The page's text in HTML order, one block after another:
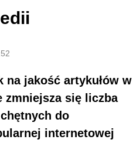
na jakość artykułów w
zmniejsza się liczba
do
internetowej